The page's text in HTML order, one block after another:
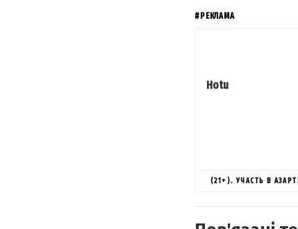
#РЕКЛАМА
Hotu
(21+). УЧАСТЬ В